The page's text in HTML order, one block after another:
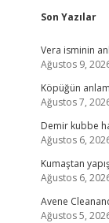
Son Yazılar
Vera isminin
Ağustos 9,
Köpüğün
Ağustos 7,
Demir kubbe
Ağustos 6,
Kumaştan
Ağustos 6,
Avene
Ağustos 5,